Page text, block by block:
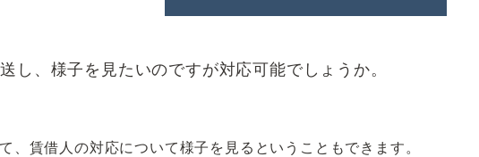
し、様子を見たいのですが対応可能でしょうか。
、賃借人の対応について様子を見るということもできます。